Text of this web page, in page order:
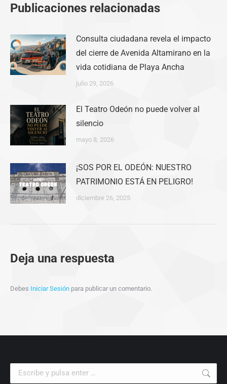
Publicaciones relacionadas
Consulta ciudadana revela el impacto
del cierre de Avenida Altamirano en la
vida cotidiana de Playa Ancha
julio 29, 2026
El Teatro Odeón no puede volver al
silencio
mayo 8, 2026
¡SOS POR EL ODEÓN: NUESTRO
PATRIMONIO ESTÁ EN PELIGRO!
diciembre 26, 2025
Deja una respuesta
Debes Iniciar Sesión para publicar un comentario.
Buscar: